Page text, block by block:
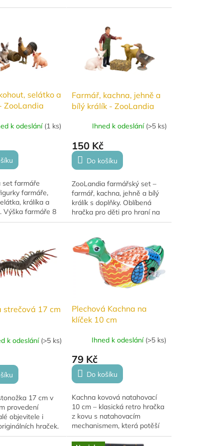
Balení obsahuje 6 postaviček
selátko a
ZooLandia
k odeslání (1 ks)
set farmáře
farmáře,
králíka a
Výška farmáře 8
pro hraní a
Farmář, kachna, jehně a
bílý králík - ZooLandia
Ihned k odeslání (>5 ks)
150 Kč
Do košíku
ZooLandia farmářský set –
farmář, kachna, jehně a bílý
králík s doplňky. Oblíbená
hračka pro děti pro hraní na
farmu a rozvoj fantazie.
strečová 17 cm
k odeslání (>5 ks)
17 cm v
provedení
objevitele i
hraček.
materiálu TPR
Plechová Kachna na
klíček 10 cm
Ihned k odeslání (>5 ks)
79 Kč
Do košíku
Kachna kovová natahovací
10 cm – klasická retro hračka
z kovu s natahovacím
mechanismem, která potěší
malé i velké milovníky